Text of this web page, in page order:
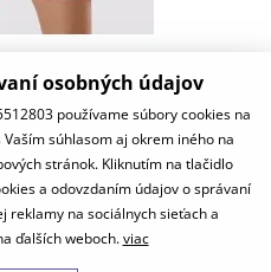
€
osobných údajov
používame súbory cookies na
súhlasom aj okrem iného na
stránok. Kliknutím na tlačidlo
a odovzdaním údajov o správaní
reklamy na sociálnych sieťach a
ďalších weboch.viac